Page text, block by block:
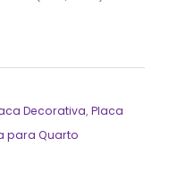
Decorativa,Placa
para Quarto